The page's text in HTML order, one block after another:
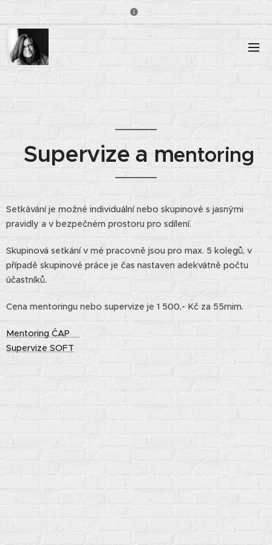
Supervize a mentoring
Setkávání je možné individuální nebo skupinové s jasnými
pravidly a v bezpečném prostoru pro sdílení.
Skupinová setkání v mé pracovně jsou pro max. 5 kolegů, v
případě skupinové práce je čas nastaven adekvátně počtu
účastníků.
Cena mentoringu nebo supervize je 1 500,- Kč za 55mim.
Mentoring ČAP
Supervize SOFT